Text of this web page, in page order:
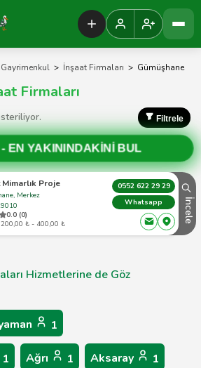
Gayrimenkul > İnşaat Firmaları > Gümüşhane
Firmaları
Filtrele
EN YAKININDAKİNİ BUL
Proje
Merkez
0.0 (0)
200,00 ₺ - 400,00 ₺
0552 622 29 29
Whatsapp
İncele
Hizmetlerine de Göz
1
1 Ağrı 1 Aksaray 1